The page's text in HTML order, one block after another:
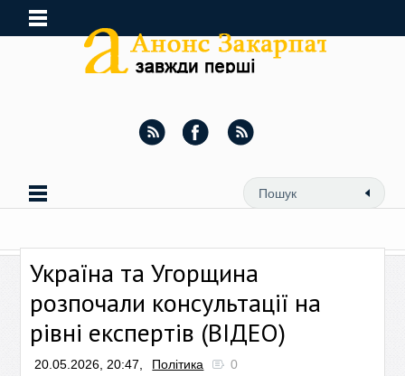
Україна та Угорщина
розпочали консультації на
рівні експертів (ВІДЕО)
20.05.2026, 20:47, Політика 0